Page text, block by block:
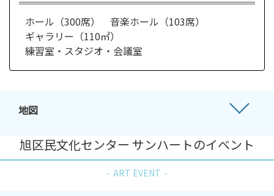
ホール（300席） 音楽ホール（103席）
ギャラリー（110㎡）
練習室・スタジオ・会議室
地図
旭区民文化センター サンハートのイベント
ART EVENT